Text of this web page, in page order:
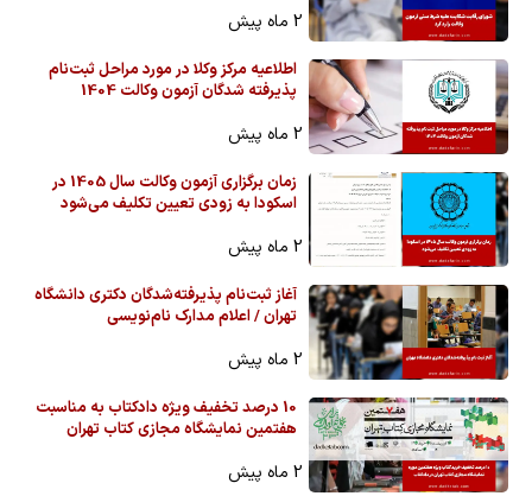
2 ماه پیش
اطلاعیه مرکز وکلا در مورد مراحل ثبت‌نام
پذیرفته شدگان آزمون وکالت 1404
2 ماه پیش
زمان برگزاری آزمون وکالت سال 1405 در
اسکودا به زودی تعیین تکلیف می‌شود
2 ماه پیش
آغاز ثبت‌نام پذیرفته‌شدگان دکتری دانشگاه
تهران / اعلام مدارک نام‌نویسی
2 ماه پیش
10 درصد تخفیف ویژه دادکتاب به مناسبت
هفتمین نمایشگاه مجازی کتاب تهران
2 ماه پیش